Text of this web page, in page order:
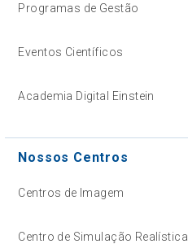
Programas de Gestão
Eventos Científicos
Academia Digital Einstein
Nossos Centros
Centros de Imagem
Centro de Simulação Realística